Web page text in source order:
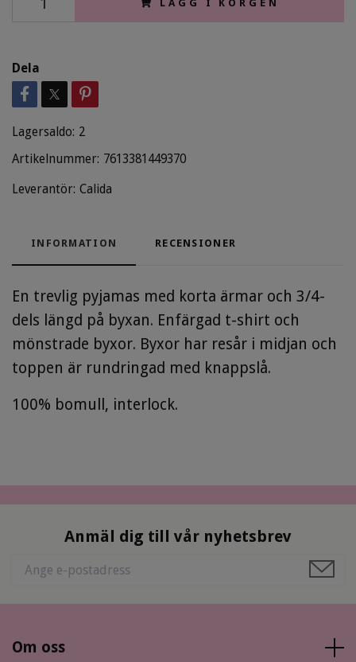
LÄGG I KORGEN
Dela
Lagersaldo: 2
Artikelnummer: 7613381449370
Leverantör: Calida
INFORMATION RECENSIONER
En trevlig pyjamas med korta ärmar och 3/4-
dels längd på byxan. Enfärgad t-shirt och
mönstrade byxor. Byxor har resår i midjan och
toppen är rundringad med knappslå.
100% bomull, interlock.
Anmäl dig till vår nyhetsbrev
Om oss